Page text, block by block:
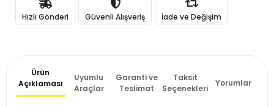
Hızlı Gönderi Güvenli Alışveriş İade ve Değişim
Ürün
Açıklaması
Uyumlu
Araçlar
Garanti ve
Teslimat
Taksit
Seçenekleri
Yorumlar